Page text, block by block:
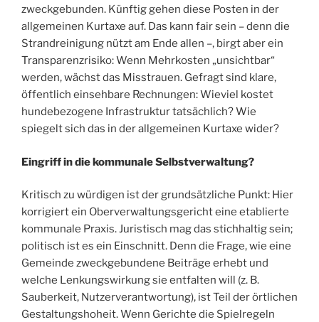
zweckgebunden. Künftig gehen diese Posten in der
allgemeinen Kurtaxe auf. Das kann fair sein – denn die
Strandreinigung nützt am Ende allen –, birgt aber ein
Transparenzrisiko: Wenn Mehrkosten „unsichtbar“
werden, wächst das Misstrauen. Gefragt sind klare,
öffentlich einsehbare Rechnungen: Wieviel kostet
hundebezogene Infrastruktur tatsächlich? Wie
spiegelt sich das in der allgemeinen Kurtaxe wider?
Eingriff in die kommunale Selbstverwaltung?
Kritisch zu würdigen ist der grundsätzliche Punkt: Hier
korrigiert ein Oberverwaltungsgericht eine etablierte
kommunale Praxis. Juristisch mag das stichhaltig sein;
politisch ist es ein Einschnitt. Denn die Frage, wie eine
Gemeinde zweckgebundene Beiträge erhebt und
welche Lenkungswirkung sie entfalten will (z. B.
Sauberkeit, Nutzerverantwortung), ist Teil der örtlichen
Gestaltungshoheit. Wenn Gerichte die Spielregeln